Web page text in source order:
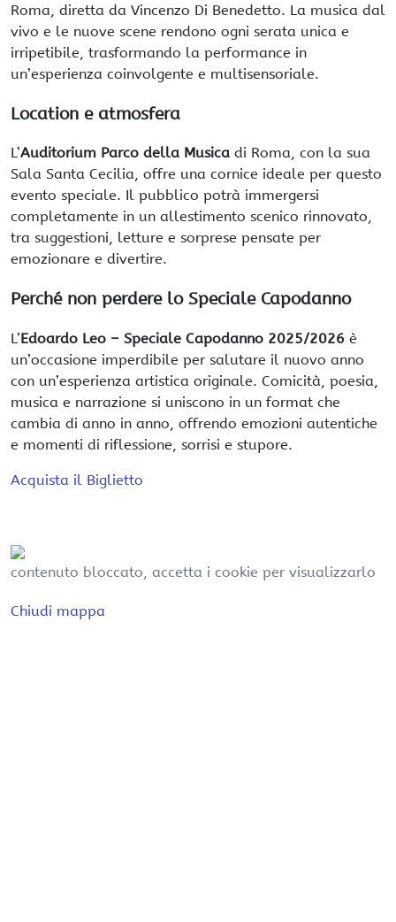
Roma, diretta da Vincenzo Di Benedetto. La musica dal
vivo e le nuove scene rendono ogni serata unica e
irripetibile, trasformando la performance in
un’esperienza coinvolgente e multisensoriale.
Location e atmosfera
L’Auditorium Parco della Musica di Roma, con la sua
Sala Santa Cecilia, offre una cornice ideale per questo
evento speciale. Il pubblico potrà immergersi
completamente in un allestimento scenico rinnovato,
tra suggestioni, letture e sorprese pensate per
emozionare e divertire.
Perché non perdere lo Speciale Capodanno
L’Edoardo Leo – Speciale Capodanno 2025/2026 è
un’occasione imperdibile per salutare il nuovo anno
con un’esperienza artistica originale. Comicità, poesia,
musica e narrazione si uniscono in un format che
cambia di anno in anno, offrendo emozioni autentiche
e momenti di riflessione, sorrisi e stupore.
Acquista il Biglietto
contenuto bloccato, accetta i cookie per visualizzarlo
Chiudi mappa